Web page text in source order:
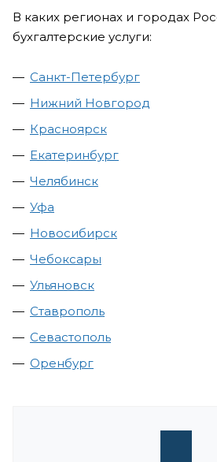
В каких регионах и городах
бухгалтерские услуги:
Санкт-Петербург
Нижний Новгород
Красноярск
Екатеринбург
Челябинск
Уфа
Новосибирск
Чебоксары
Ульяновск
Ставрополь
Севастополь
Оренбург